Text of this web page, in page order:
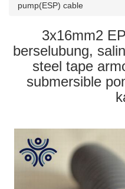
pump(ESP) cable
3x16mm2
berselubung,
steel tape
submersible